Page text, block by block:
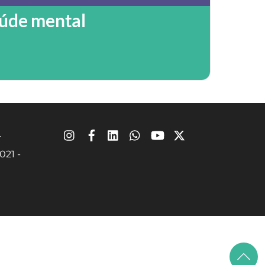
mental
-
Instagram
Facebook
LinkedinWhatsapp
YouTube